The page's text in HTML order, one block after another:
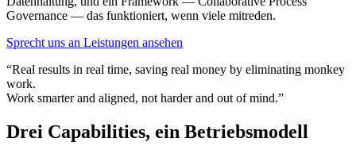
Governance — das funktioniert, wenn viele mitreden.
Sprecht uns an Leistungen ansehen
“Real results in real time, saving real money by eliminating monkey
work.
Work smarter and aligned, not harder and out of mind.”
Drei Capabilities, ein Betriebsmodell